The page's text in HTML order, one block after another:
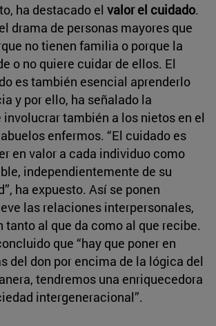
ha destacado el valor el cuidado.
drama de personas mayores que
no tienen familia o porque la
o no quiere cuidar de ellos. El
es también esencial aprenderlo
y por ello, ha señalado la
también a los nietos en el
enfermos. “El cuidado es
en valor a cada individuo como
independientemente de su
ha expuesto. Así se ponen
las relaciones interpersonales,
tanto al que da como al que recibe.
que “hay que poner en
del don por encima de la lógica del
tendremos una enriquecedora
intergeneracional”.